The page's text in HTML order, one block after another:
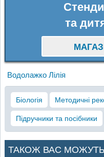
та
Водолажко Лілія
Біологія Методичні
Підручники та посібники
ТАКОЖ ВАС МОЖУТЬ